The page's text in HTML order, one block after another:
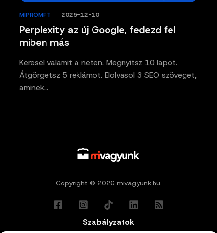
Perplexity az új Google, fedezd fel
miben más
MIPROMPT 2025-12-10
Keresel valamit a neten. Megnyitsz 10 lapot.
Átgörgetsz 5 reklámot. Elolvasol 3 SEO szöveget,
aminek…
Copyright © 2026 mivagyunk.hu.
Szabályzatok